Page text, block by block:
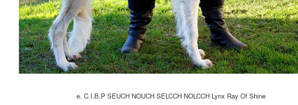
e. C.I.B.P SEUCH NOUCH SELCCH NOLCCH Lynx Ray Of Shine